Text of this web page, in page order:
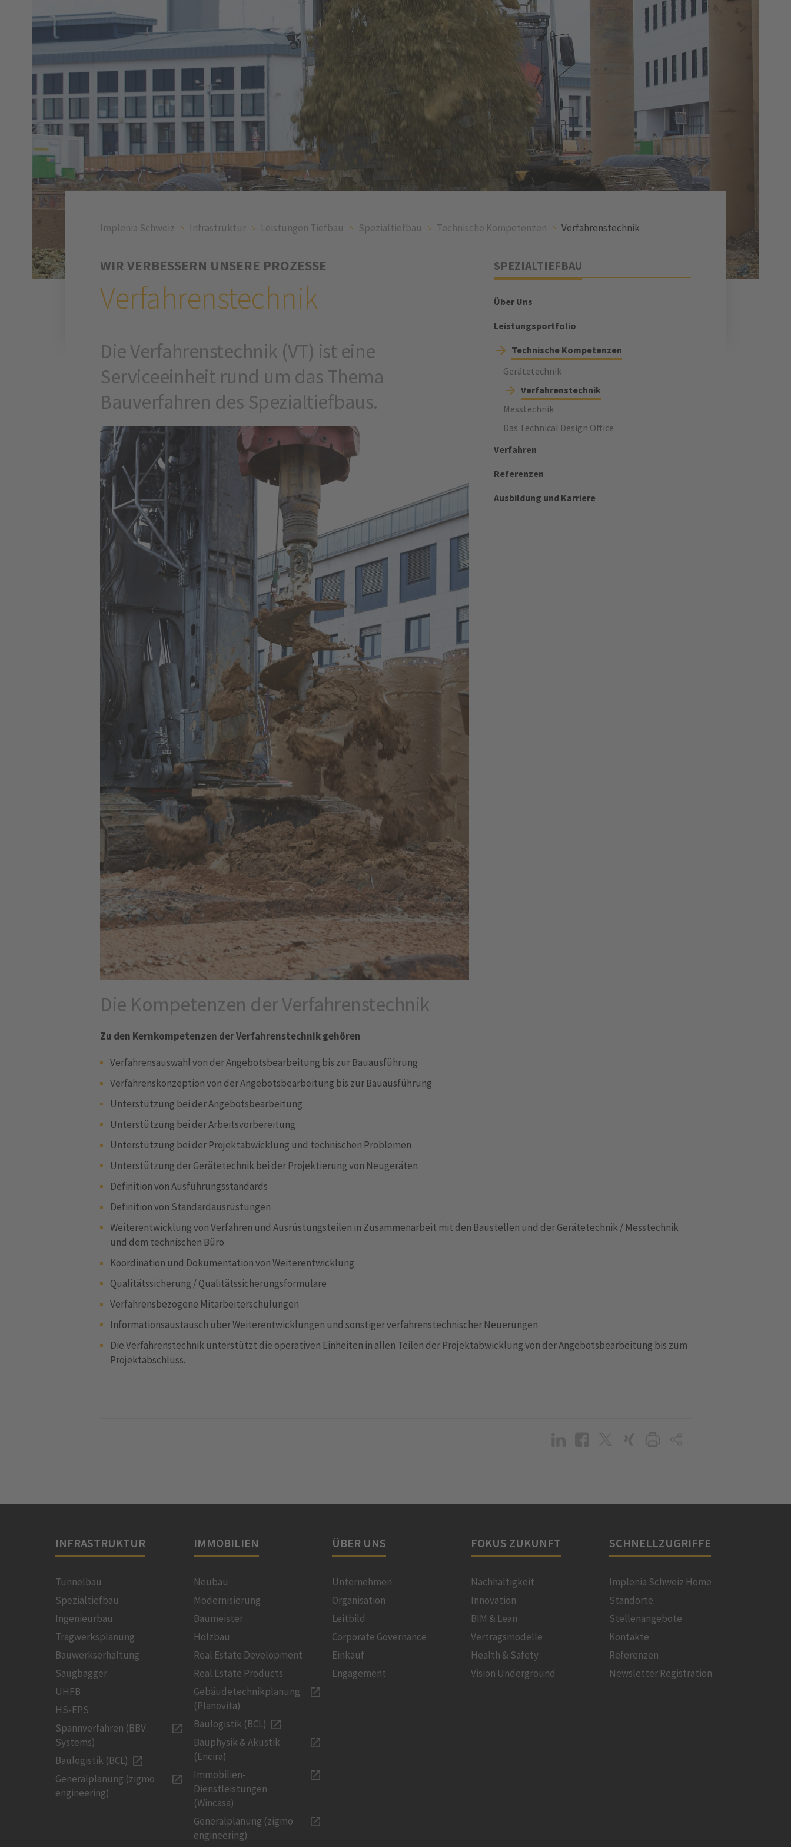
Implenia Schweiz Infrastruktur Leistungen Tiefbau Spezialtiefbau Technische Kompetenzen Verfahrenstechnik
WIR VERBESSERN UNSERE PROZESSE
Verfahrenstechnik
Die Verfahrenstechnik (VT) ist eine
Serviceeinheit rund um das Thema
Bauverfahren des Spezialtiefbaus.
SPEZIALTIEFBAU
Über Uns
Leistungsportfolio
Technische Kompetenzen
Gerätetechnik
Verfahrenstechnik
Messtechnik
Das Technical Design Office
Verfahren
Referenzen
Ausbildung und Karriere
Die Kompetenzen der Verfahrenstechnik
Zu den Kernkompetenzen der Verfahrenstechnik gehören
Verfahrensauswahl von der Angebotsbearbeitung bis zur Bauausführung
Verfahrenskonzeption von der Angebotsbearbeitung bis zur Bauausführung
Unterstützung bei der Angebotsbearbeitung
Unterstützung bei der Arbeitsvorbereitung
Unterstützung bei der Projektabwicklung und technischen Problemen
Unterstützung der Gerätetechnik bei der Projektierung von Neugeräten
Definition von Ausführungsstandards
Definition von Standardausrüstungen
Weiterentwicklung von Verfahren und Ausrüstungsteilen in Zusammenarbeit mit den Baustellen und der Gerätetechnik / Messtechnik
und dem technischen Büro
Koordination und Dokumentation von Weiterentwicklung
Qualitätssicherung / Qualitätssicherungsformulare
Verfahrensbezogene Mitarbeiterschulungen
Informationsaustausch über Weiterentwicklungen und sonstiger verfahrenstechnischer Neuerungen
Die Verfahrenstechnik unterstützt die operativen Einheiten in allen Teilen der Projektabwicklung von der Angebotsbearbeitung bis zum
Projektabschluss.
INFRASTRUKTUR
Tunnelbau
Spezialtiefbau
Ingenieurbau
Tragwerksplanung
Bauwerkserhaltung
Saugbagger
UHFB
HS-EPS
Spannverfahren (BBV
Systems)
Baulogistik (BCL)
Generalplanung (zigmo
engineering)
IMMOBILIEN
Neubau
Modernisierung
Baumeister
Holzbau
Real Estate Development
Real Estate Products
Gebäudetechnikplanung
(Planovita)
Baulogistik (BCL)
Bauphysik & Akustik
(Encira)
Immobilien-
Dienstleistungen
(Wincasa)
Generalplanung (zigmo
engineering)
ÜBER UNS
Unternehmen
Organisation
Leitbild
Corporate Governance
Einkauf
Engagement
FOKUS ZUKUNFT
Nachhaltigkeit
Innovation
BIM & Lean
Vertragsmodelle
Health & Safety
Vision Underground
SCHNELLZUGRIFFE
Implenia Schweiz Home
Standorte
Stellenangebote
Kontakte
Referenzen
Newsletter Registration